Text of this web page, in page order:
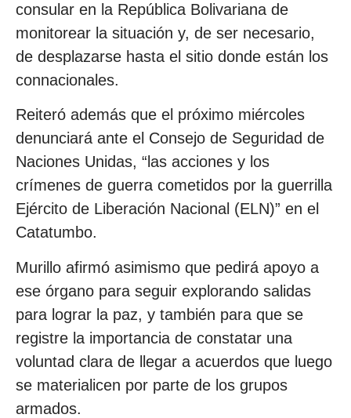
consular en la República Bolivariana de
monitorear la situación y, de ser necesario,
de desplazarse hasta el sitio donde están los
connacionales.
Reiteró además que el próximo miércoles
denunciará ante el Consejo de Seguridad de
Naciones Unidas, “las acciones y los
crímenes de guerra cometidos por la guerrilla
Ejército de Liberación Nacional (ELN)” en el
Catatumbo.
Murillo afirmó asimismo que pedirá apoyo a
ese órgano para seguir explorando salidas
para lograr la paz, y también para que se
registre la importancia de constatar una
voluntad clara de llegar a acuerdos que luego
se materialicen por parte de los grupos
armados.